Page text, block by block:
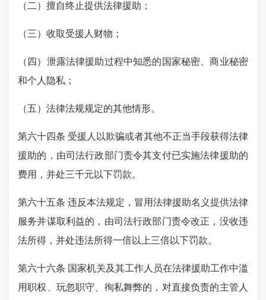
（二）擅自终止提供法律援助；
（三）收取受援人财物；
（四）泄露法律援助过程中知悉的国家秘密、商业秘密
和个人隐私；
（五）法律法规规定的其他情形。
第六十四条 受援人以欺骗或者其他不正当手段获得法律
援助的，由司法行政部门责令其支付已实施法律援助的
费用，并处三千元以下罚款。
第六十五条 违反本法规定，冒用法律援助名义提供法律
服务并谋取利益的，由司法行政部门责令改正，没收违
法所得，并处违法所得一倍以上三倍以下罚款。
第六十六条 国家机关及其工作人员在法律援助工作中滥
用职权、玩忽职守、徇私舞弊的，对直接负责的主管人